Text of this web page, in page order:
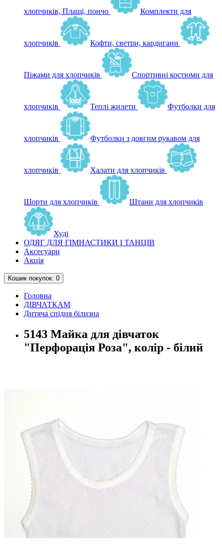
хлопчиків, Плащі, пончо Комплекти для
хлопчиків Кофти, светри, кардигани
Піжами для хлопчиків Спортивні костюми для
хлопчиків Теплі жилети Футболки для
хлопчиків Футболки з довгим рукавом для
хлопчиків Халати для хлопчиків
Шорти для хлопчиків Штани для хлопчиків
Худі
ОДЯГ ДЛЯ ГІМНАСТИКИ І ТАНЦІВ
Аксесуари
Акція
Кошик покупок: 0
Головна
ДІВЧАТКАМ
Дитяча спідня білизна
5143 Майка для дівчаток
"Перфорація Роза", колір - білий